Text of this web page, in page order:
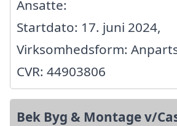
Ansatte:
Startdato: 17. juni 2024,
Virksomhedsform:
CVR: 44903806
Bek Byg & Montage v/